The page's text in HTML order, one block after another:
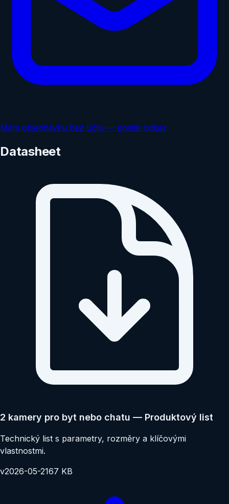
Mám objednávku bez účtu — poslat odkaz
Datasheet
2 kamery pro byt nebo chatu — Produktový list
Technický list s parametry, rozměry a klíčovými
vlastnostmi.
v2026-05-2167 KB